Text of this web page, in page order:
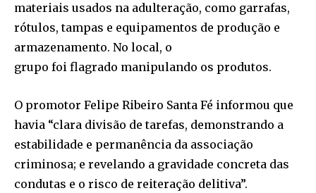
materiais usados na adulteração, como garrafas,
rótulos, tampas e equipamentos de produção e
armazenamento. No local, o
grupo foi flagrado manipulando os produtos.
O promotor Felipe Ribeiro Santa Fé informou que
havia “clara divisão de tarefas, demonstrando a
estabilidade e permanência da associação
criminosa; e revelando a gravidade concreta das
condutas e o risco de reiteração delitiva”.